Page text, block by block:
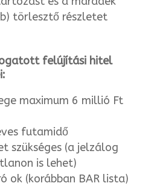
törlesztő részletet
felújítási hitel
maximum 6 millió Ft
futamidő
szükséges (a jelzálog
is lehet)
ok (korábban BAR lista)